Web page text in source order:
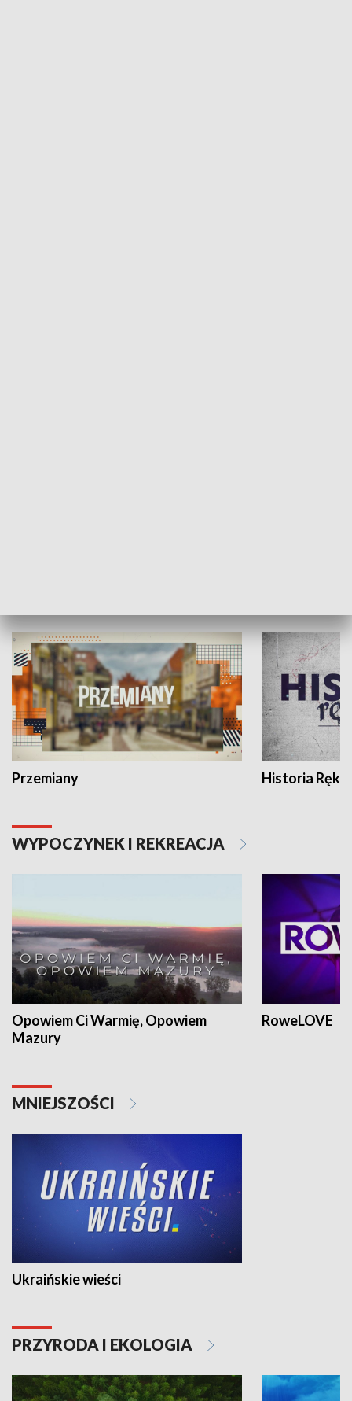
Przemiany Historia Ręką
WYPOCZYNEK I REKREACJA
Opowiem Ci Warmię, Opowiem
Mazury
RoweLOVE
MNIEJSZOŚCI
Ukraińskie wieści
PRZYRODA I EKOLOGIA